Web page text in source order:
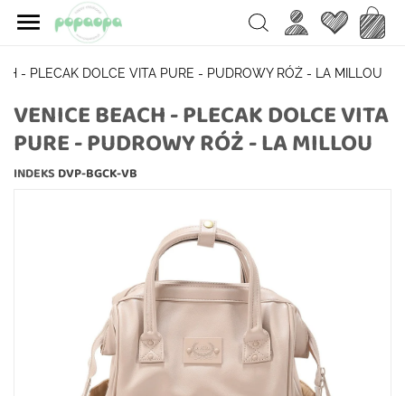
 Search Ulubione
- PLECAK DOLCE VITA PURE - PUDROWY RÓŻ - LA MILLOU
VENICE BEACH - PLECAK DOLCE VITA
PURE - PUDROWY RÓŻ - LA MILLOU
INDEKS DVP-BGCK-VB